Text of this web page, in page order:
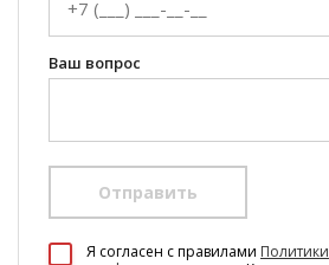
Ваш вопрос
Отправить
Я согласен c правилами Политики